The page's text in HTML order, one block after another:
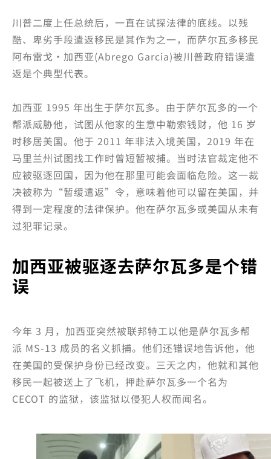
川普二度上任总统后，一直在试探法律的底线。以残
酷、卑劣手段遣返移民是其作为之一，而萨尔瓦多移民
阿布雷戈·加西亚(Abrego Garcia)被川普政府错误遣
返是个典型代表。
加西亚 1995 年出生于萨尔瓦多。由于萨尔瓦多的一个
帮派威胁他，试图从他家的生意中勒索钱财，他 16 岁
时移居美国。他于 2011 年非法入境美国，2019 年在
马里兰州试图找工作时曾短暂被捕。当时法官裁定他不
应被驱逐回国，因为他在那里可能会面临危险。这一裁
决被称为“暂缓遣返”令，意味着他可以留在美国，并
得到一定程度的法律保护。他在萨尔瓦多或美国从未有
过犯罪记录。
加西亚被驱逐去萨尔瓦多是个错
误
今年 3 月，加西亚突然被联邦特工以他是萨尔瓦多帮
派 MS-13 成员的名义抓捕。他们还错误地告诉他，他
在美国的受保护身份已经改变。三天之内，他就和其他
移民一起被送上了飞机，押赴萨尔瓦多一个名为
CECOT 的监狱，该监狱以侵犯人权而闻名。